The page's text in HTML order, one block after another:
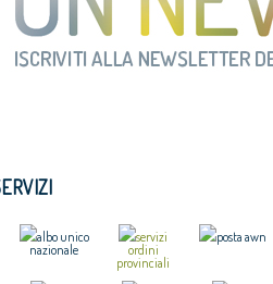
albo unico
nazionale
servizi
ordini
provinciali
posta awn